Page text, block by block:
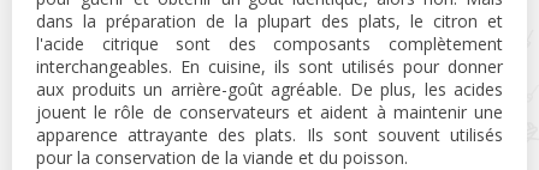
dans la préparation de la plupart des plats, le citron et
l'acide citrique sont des composants complètement
interchangeables. En cuisine, ils sont utilisés pour donner
aux produits un arrière-goût agréable. De plus, les acides
jouent le rôle de conservateurs et aident à maintenir une
apparence attrayante des plats. Ils sont souvent utilisés
pour la conservation de la viande et du poisson.